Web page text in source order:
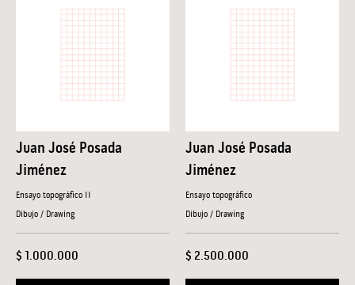
Juan José Posada
Jiménez
Ensayo topográfico II
Dibujo / Drawing
$ 1.000.000
Juan José Posada
Jiménez
Ensayo topográfico
Dibujo / Drawing
$ 2.500.000